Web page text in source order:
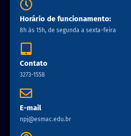
Horário de funcionamento:
8h às 15h, de segunda a sexta-feira
Contato
3273-1558
E-mail
npj@esmac.edu.br